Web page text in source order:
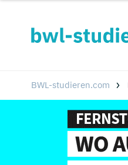
BWL-studieren.com